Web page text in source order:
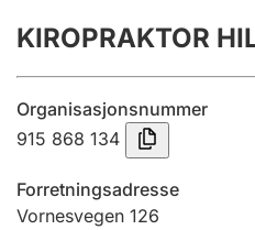
Årsrekneskap
Innsending og
Tinglysing
KIROPRAKTOR
Organisasjonsnummer
915 868 134
Forretningsadresse
Vornesvegen 126